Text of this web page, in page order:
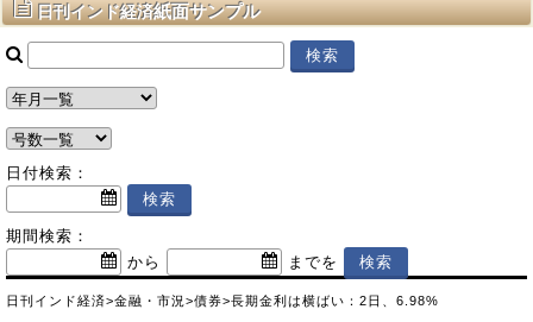
日刊インド経済紙面サンプル
日付検索：
期間検索：
から
までを
日刊インド経済>金融・市況 >債券>長期金利は横ばい：2日、6.98%